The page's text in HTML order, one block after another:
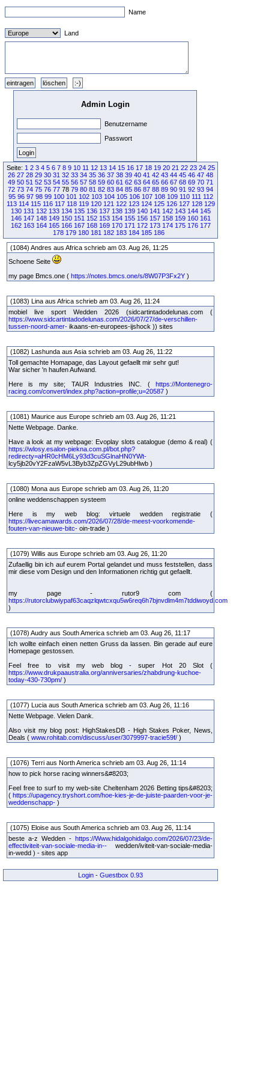
Name
Land
Admin Login
Benutzername
Passwort
Seite: 1 2 3 4 5 6 7 8 9 10 11 12 13 14 15 16 17 18 19 20 21 22 23 24 25
26 27 28 29 30 31 32 33 34 35 36 37 38 39 40 41 42 43 44 45 46 47 48
49 50 51 52 53 54 55 56 57 58 59 60 61 62 63 64 65 66 67 68 69 70 71
72 73 74 75 76 77 78 79 80 81 82 83 84 85 86 87 88 89 90 91 92 93 94
95 96 97 98 99 100 101 102 103 104 105 106 107 108 109 110 111 112
113 114 115 116 117 118 119 120 121 122 123 124 125 126 127 128 129
130 131 132 133 134 135 136 137 138 139 140 141 142 143 144 145
146 147 148 149 150 151 152 153 154 155 156 157 158 159 160 161
162 163 164 165 166 167 168 169 170 171 172 173 174 175 176 177
178 179 180 181 182 183 184 185 186
(1084) Andres aus Africa schrieb am 03. Aug 26, 11:25
Schoene Seite
my page Bmcs.one ( https://notes.bmcs.one/s/8W07P3Fx2Y )
(1083) Lina aus Africa schrieb am 03. Aug 26, 11:24
mobiel live sport Wedden 2026 (sidcartintadodelunas.com (
https://www.sidcartintadodelunas.com/2026/07/27/de-verschillen-
tussen-noord-amer- ikaans-en-europees-ijshock )) sites
(1082) Lashunda aus Asia schrieb am 03. Aug 26, 11:22
Toll gemachte Homapage, das Layout gefaellt mir sehr gut!
War sicher 'n haufen Aufwand.
Here is my site; TAUR Industries INC. ( https://Montenegro-
racing.com/convert/index.php?action=profile;u=20587 )
(1081) Maurice aus Europe schrieb am 03. Aug 26, 11:21
Nette Webpage. Danke.
Have a look at my webpage: Evoplay slots catalogue (demo & real) (
https://wlosy.esalon-piekna.com.pl/bot.php?
redirecty=aHR0cHM6Ly93d3cuSGlnaHN0YWt-
lcy5jb20vY2FzaW5vL3Byb3ZpZGVyL29ubHlwb )
(1080) Mona aus Europe schrieb am 03. Aug 26, 11:20
online weddenschappen systeem
Here is my web blog: virtuele wedden registratie (
https://livecamawards.com/2026/07/28/de-meest-voorkomende-
fouten-van-nieuwe-bitc- oin-trade )
(1079) Willis aus Europe schrieb am 03. Aug 26, 11:20
Zufaellig bin ich auf eurem Portal gelandet und muss feststellen, dass
mir diese vom Design und den Informationen richtig gut gefaellt.
my page - rutor9 com (
https://rutorclubwiypaf63caqzlqwtcxqu5w6req6h7bjnvdlm4m7tddiwoyd.com
)
(1078) Audry aus South America schrieb am 03. Aug 26, 11:17
Ich wollte einfach einen netten Gruss da lassen. Bin gerade auf eure
Homepage gestossen.
Feel free to visit my web blog - super Hot 20 Slot (
https://www.drukpaaustralia.org/anniversaries/zhabdrung-kuchoe-
today-430-730pm/ )
(1077) Lucia aus South America schrieb am 03. Aug 26, 11:16
Nette Webpage. Vielen Dank.
Also visit my blog post: HighStakesDB - High Stakes Poker, News,
Deals ( www.rohitab.com/discuss/user/3079997-tracie59f/ )
(1076) Terri aus North America schrieb am 03. Aug 26, 11:14
how to pick horse racing winners&#8203;
Feel free to surf to my web-site Cheltenham 2026 Betting tips&#8203;
( https://upagency.tryshort.com/hoe-kies-je-de-juiste-paarden-voor-je-
weddenschapp- )
(1075) Eloise aus South America schrieb am 03. Aug 26, 11:14
beste a-z Wedden - https://Www.hidalgohidalgo.com/2026/07/23/de-
effectiviteit-van-sociale-media-in-- wedden/iviteit-van-sociale-media-
in-wedd ) - sites app
Login - Guestbox 0.93